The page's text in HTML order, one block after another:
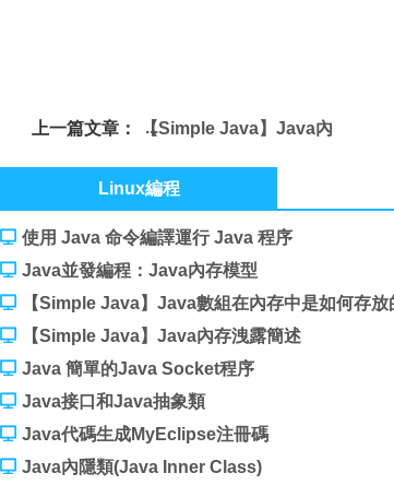
上一篇文章：
【Simple Java】Java內
Linux編程
使用 Java 命令編譯運行 Java 程序
Java並發編程：Java內存模型
【Simple Java】Java數組在內存中是如何存放
【Simple Java】Java內存洩露簡述
Java 簡單的Java Socket程序
Java接口和Java抽象類
Java代碼生成MyEclipse注冊碼
Java內隱類(Java Inner Class)